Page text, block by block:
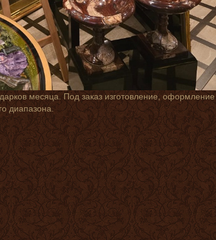
месяца. Под заказ изготовление,
диапазона.